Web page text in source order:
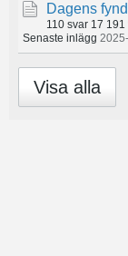
Dagens
110 svar 17
Senaste inlägg
Visa alla